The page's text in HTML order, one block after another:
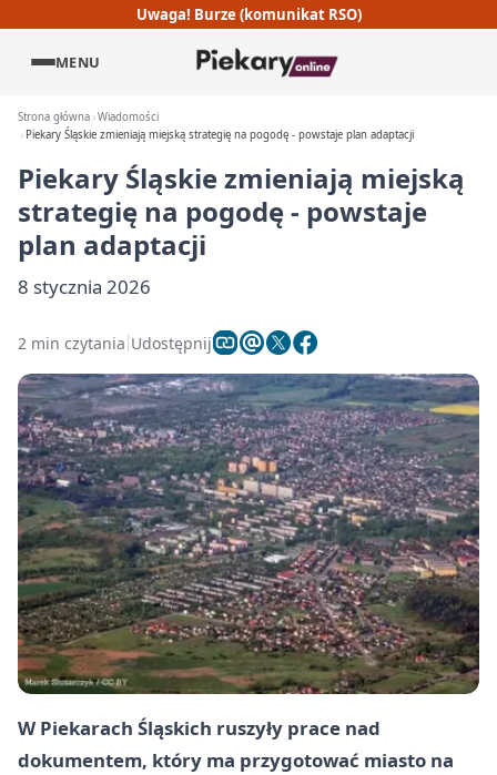
Uwaga! Burze (komunikat RSO)
MENU
Strona główna Wiadomości
Piekary Śląskie zmieniają miejską strategię na pogodę - powstaje plan adaptacji
Piekary Śląskie zmieniają miejską
strategię na pogodę - powstaje
plan adaptacji
8 stycznia 2026
2 min czytania Udostępnij
W Piekarach Śląskich ruszyły prace nad
dokumentem, który ma przygotować miasto na